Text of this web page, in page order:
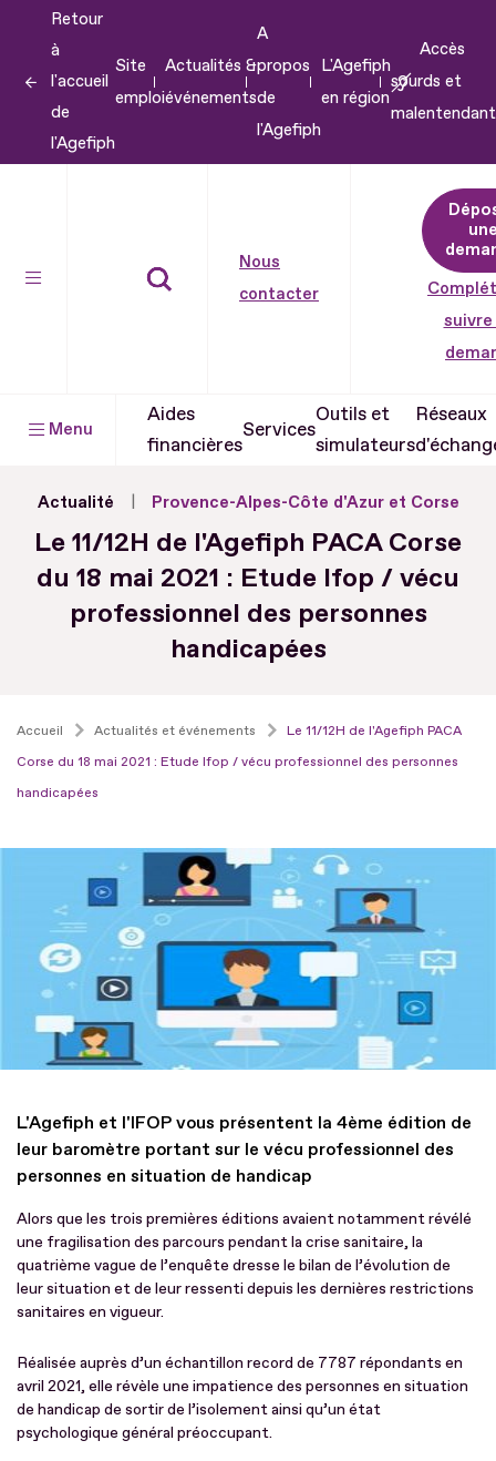
contenu
Retour
à
l'accueil
de
l'Agefiph
Site
emploi
Actualités &
événements
A
propos
de
l'Agefiph
L'Agefiph
en région
Accès
sourds et
Nous
contacter
suivre
Menu
Aides
financières
Services
Outils et
simulateurs
Réseaux
Actualité Provence-Alpes-Côte d'Azur et Corse
Le 11/12H de l'Agefiph PACA Corse
du 18 mai 2021 : Etude Ifop / vécu
professionnel des personnes
handicapées
Accueil Actualités et événements
Le 11/12H de l'Agefiph PACA
Corse du 18 mai 2021 : Etude Ifop / vécu professionnel des personnes
handicapées
L'Agefiph et l'IFOP vous présentent la 4ème édition de
leur baromètre portant sur le vécu professionnel des
personnes en situation de handicap
Alors que les trois premières éditions avaient notamment révélé
une fragilisation des parcours pendant la crise sanitaire, la
quatrième vague de l’enquête dresse le bilan de l’évolution de
leur situation et de leur ressenti depuis les dernières restrictions
sanitaires en vigueur.
Réalisée auprès d’un échantillon record de 7787 répondants en
avril 2021, elle révèle une impatience des personnes en situation
de handicap de sortir de l’isolement ainsi qu’un état
psychologique général préoccupant.